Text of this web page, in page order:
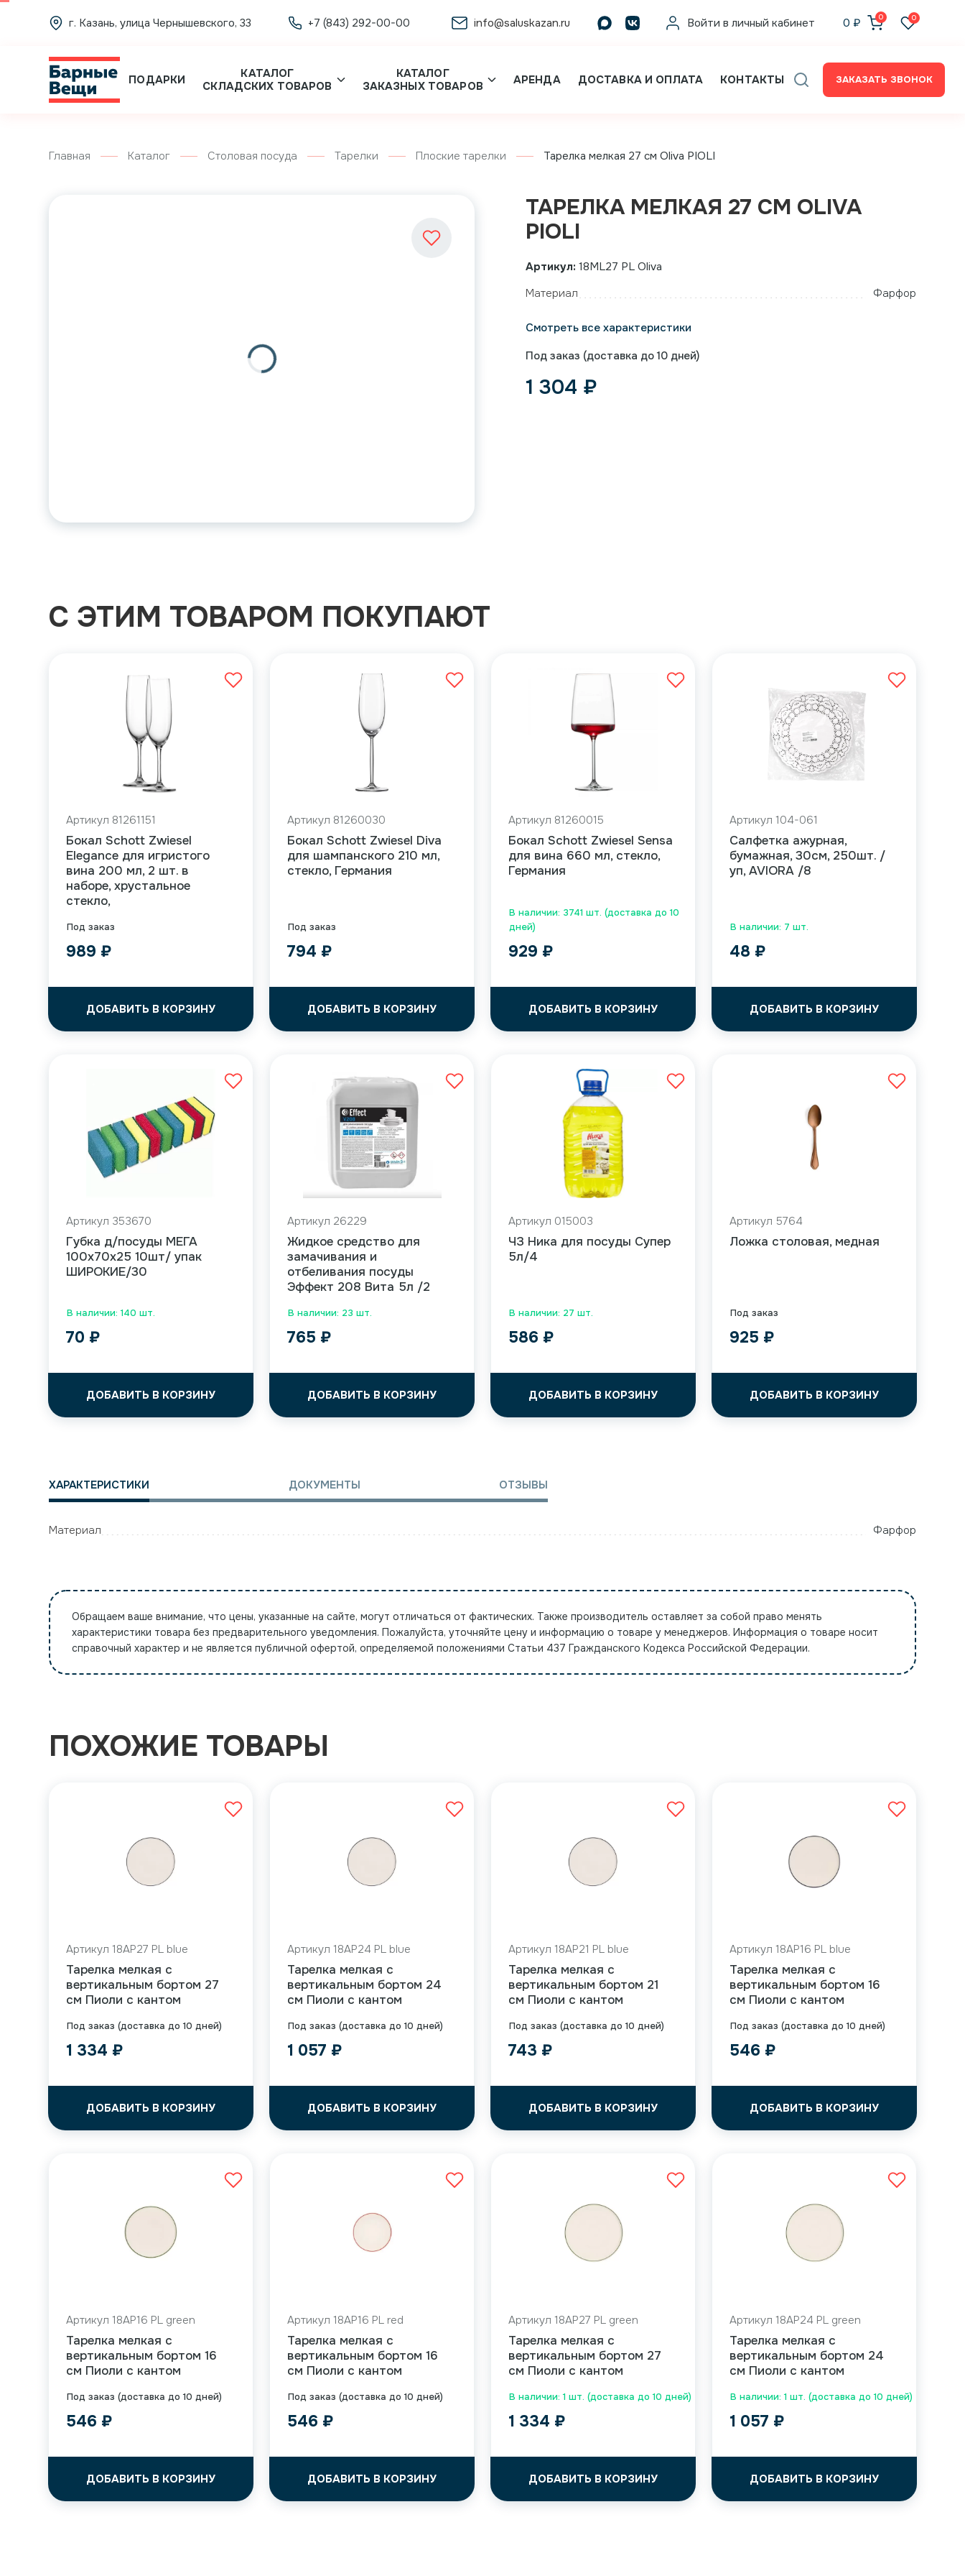
г. Казань, улица Чернышевского, 33 +7 (843) 292-00-00 info@saluskazan.ru Войти в личный кабинет 0 ₽ 0 0
ПОДАРКИ
КАТАЛОГ
СКЛАДСКИХ ТОВАРОВ
КАТАЛОГ
ЗАКАЗНЫХ ТОВАРОВ
АРЕНДА ДОСТАВКА И ОПЛАТА КОНТАКТЫ ЗАКАЗАТЬ ЗВОНОК
Главная Каталог Столовая посуда Тарелки Плоские тарелки Тарелка мелкая 27 см Oliva PIOLI
ТАРЕЛКА МЕЛКАЯ 27 СМ OLIVA
PIOLI
Артикул: 18ML27 PL Oliva
Материал
Фарфор
Смотреть все характеристики
Под заказ (доставка до 10 дней)
1 304 ₽
С ЭТИМ ТОВАРОМ ПОКУПАЮТ
Под заказ
Артикул 81261151
Бокал Schott Zwiesel
Elegance для игристого
вина 200 мл, 2 шт. в
наборе, хрустальное
стекло,
989 ₽
ДОБАВИТЬ В КОРЗИНУ
Под заказ
Артикул 81260030
Бокал Schott Zwiesel Diva
для шампанского 210 мл,
стекло, Германия
794 ₽
ДОБАВИТЬ В КОРЗИНУ
В наличии: 3741 шт. (доставка до 10
дней)
Артикул 81260015
Бокал Schott Zwiesel Sensa
для вина 660 мл, стекло,
Германия
929 ₽
ДОБАВИТЬ В КОРЗИНУ
В наличии: 7 шт.
Артикул 104-061
Салфетка ажурная,
бумажная, 30см, 250шт. /
уп, AVIORA /8
48 ₽
ДОБАВИТЬ В КОРЗИНУ
В наличии: 140 шт.
Артикул 353670
Губка д/посуды МЕГА
100х70х25 10шт/ упак
ШИРОКИЕ/30
70 ₽
ДОБАВИТЬ В КОРЗИНУ
В наличии: 23 шт.
Артикул 26229
Жидкое средство для
замачивания и
отбеливания посуды
Эффект 208 Вита 5л /2
765 ₽
ДОБАВИТЬ В КОРЗИНУ
В наличии: 27 шт.
Артикул 015003
ЧЗ Ника для посуды Супер
5л/4
586 ₽
ДОБАВИТЬ В КОРЗИНУ
Под заказ
Артикул 5764
Ложка столовая, медная
925 ₽
ДОБАВИТЬ В КОРЗИНУ
ХАРАКТЕРИСТИКИ ДОКУМЕНТЫ ОТЗЫВЫ
Материал Фарфор
Обращаем ваше внимание, что цены, указанные на сайте, могут отличаться от фактических. Также производитель оставляет за собой право менять
характеристики товара без предварительного уведомления. Пожалуйста, уточняйте цену и информацию о товаре у менеджеров. Информация о товаре носит
справочный характер и не является публичной офертой, определяемой положениями Статьи 437 Гражданского Кодекса Российской Федерации.
ПОХОЖИЕ ТОВАРЫ
Под заказ (доставка до 10 дней)
Артикул 18AP27 PL blue
Тарелка мелкая с
вертикальным бортом 27
см Пиоли с кантом
1 334 ₽
ДОБАВИТЬ В КОРЗИНУ
Под заказ (доставка до 10 дней)
Артикул 18AP24 PL blue
Тарелка мелкая с
вертикальным бортом 24
см Пиоли с кантом
1 057 ₽
ДОБАВИТЬ В КОРЗИНУ
Под заказ (доставка до 10 дней)
Артикул 18AP21 PL blue
Тарелка мелкая с
вертикальным бортом 21
см Пиоли с кантом
743 ₽
ДОБАВИТЬ В КОРЗИНУ
Под заказ (доставка до 10 дней)
Артикул 18AP16 PL blue
Тарелка мелкая с
вертикальным бортом 16
см Пиоли с кантом
546 ₽
ДОБАВИТЬ В КОРЗИНУ
Под заказ (доставка до 10 дней)
Артикул 18AP16 PL green
Тарелка мелкая с
вертикальным бортом 16
см Пиоли с кантом
546 ₽
ДОБАВИТЬ В КОРЗИНУ
Под заказ (доставка до 10 дней)
Артикул 18AP16 PL red
Тарелка мелкая с
вертикальным бортом 16
см Пиоли с кантом
546 ₽
ДОБАВИТЬ В КОРЗИНУ
В наличии: 1 шт. (доставка до 10 дней)
Артикул 18AP27 PL green
Тарелка мелкая с
вертикальным бортом 27
см Пиоли с кантом
1 334 ₽
ДОБАВИТЬ В КОРЗИНУ
В наличии: 1 шт. (доставка до 10 дней)
Артикул 18AP24 PL green
Тарелка мелкая с
вертикальным бортом 24
см Пиоли с кантом
1 057 ₽
ДОБАВИТЬ В КОРЗИНУ